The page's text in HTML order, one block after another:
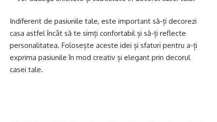
Indiferent de pasiunile tale, este important să-ți decorezi
casa astfel încât să te simți confortabil și să-ți reflecte
personalitatea. Folosește aceste idei și sfaturi pentru a-ți
exprima pasiunile în mod creativ și elegant prin decorul
casei tale.